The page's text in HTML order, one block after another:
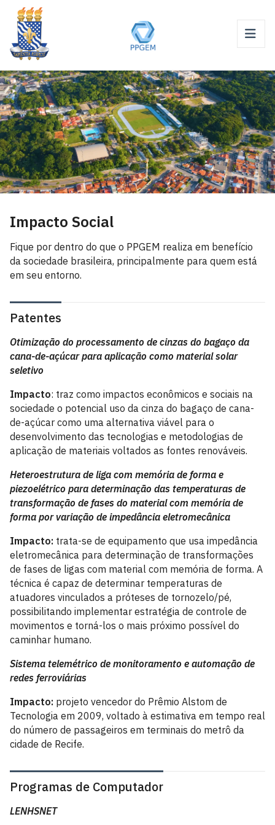
Impacto Social
Fique por dentro do que o PPGEM realiza em benefício
da sociedade brasileira, principalmente para quem está
em seu entorno.
Patentes
Otimização do processamento de cinzas do bagaço da
cana-de-açúcar para aplicação como material solar
seletivo
Impacto: traz como impactos econômicos e sociais na
sociedade o potencial uso da cinza do bagaço de cana-
de-açúcar como uma alternativa viável para o
desenvolvimento das tecnologias e metodologias de
aplicação de materiais voltados as fontes renováveis.
Heteroestrutura de liga com memória de forma e
piezoelétrico para determinação das temperaturas de
transformação de fases do material com memória de
forma por variação de impedância eletromecânica
Impacto: trata-se de equipamento que usa impedância
eletromecânica para determinação de transformações
de fases de ligas com material com memória de forma. A
técnica é capaz de determinar temperaturas de
atuadores vinculados a próteses de tornozelo/pé,
possibilitando implementar estratégia de controle de
movimentos e torná-los o mais próximo possível do
caminhar humano.
Sistema telemétrico de monitoramento e automação de
redes ferroviárias
Impacto: projeto vencedor do Prêmio Alstom de
Tecnologia em 2009, voltado à estimativa em tempo real
do número de passageiros em terminais do metrô da
cidade de Recife.
Programas de Computador
LENHSNET